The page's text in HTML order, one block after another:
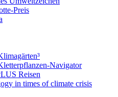
Preis
Navigator
Reisen
in times of climate crisis